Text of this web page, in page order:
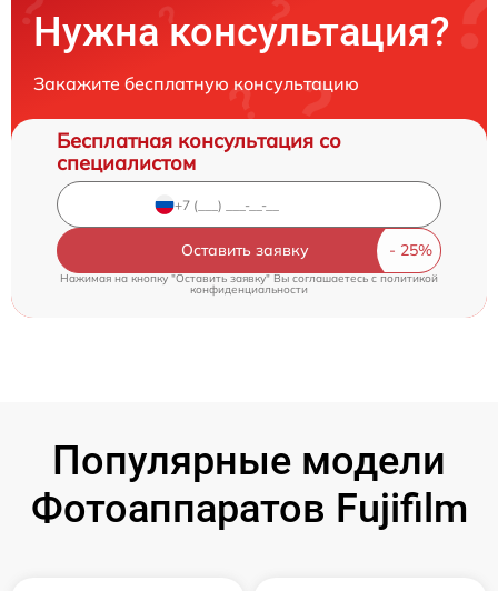
Нужна консультация?
Закажите бесплатную консультацию
Бесплатная консультация со
специалистом
Оставить заявку
Нажимая на кнопку "Оставить заявку" Вы соглашаетесь c политикой
конфиденциальности
Популярные модели
Фотоаппаратов Fujifilm